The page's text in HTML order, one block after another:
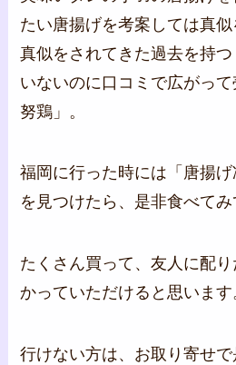
たい唐揚げを考案しては真
真似をされてきた過去を持
いないのに口コミで広がっ
努鶏」。
福岡に行った時には「唐揚
を見つけたら、是非食べてみ
たくさん買って、友人に配
かっていただけると思います
行けない方は、お取り寄せで